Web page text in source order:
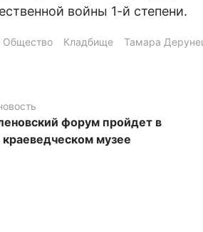
войны 1-й степени.
Общество Кладбище Тамара
форум пройдет в
музее